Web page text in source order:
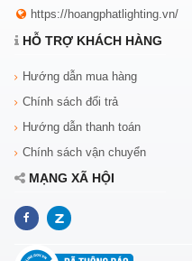
https://hoangphatlighting.vn/
HỖ TRỢ KHÁCH HÀNG
Hướng dẫn mua hàng
Chính sách đổi trả
Hướng dẫn thanh toán
Chính sách vận chuyển
MẠNG XÃ HỘI